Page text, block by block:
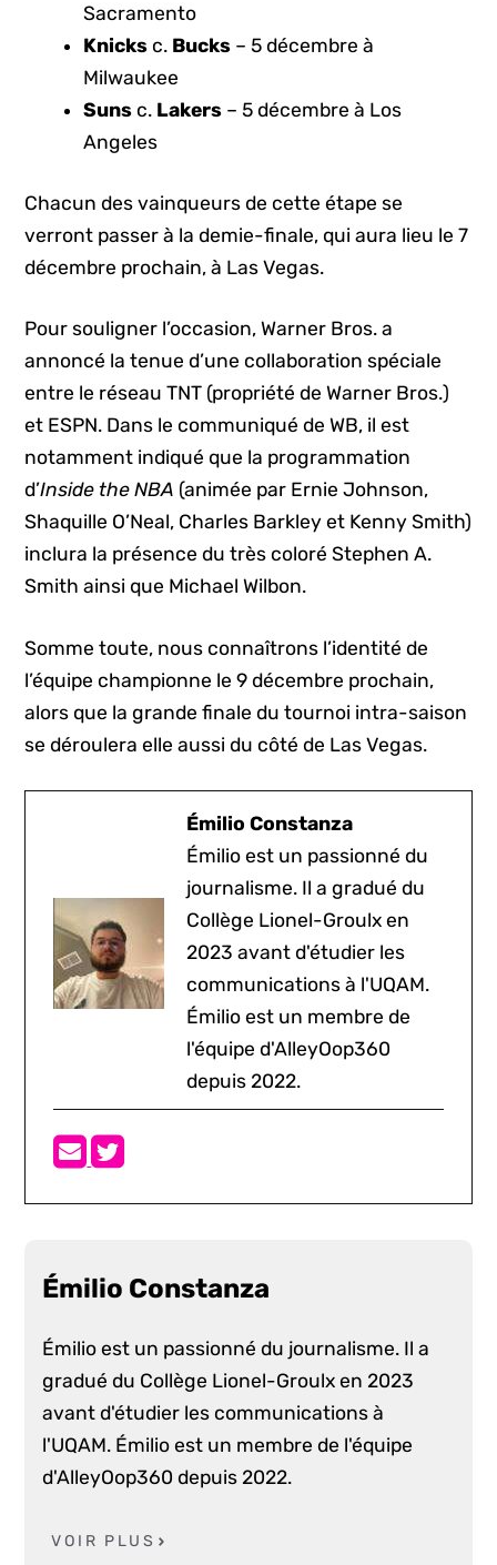
Sacramento
Knicksc. Bucks – 5 décembre à
Milwaukee
Sunsc. Lakers – 5 décembre à Los
Angeles
Chacun des vainqueurs de cette étape se
verront passer à la demie-finale, qui aura lieu le 7
décembre prochain, à Las Vegas.
Pour souligner l’occasion, Warner Bros. a
annoncé la tenue d’une collaboration spéciale
entre le réseau TNT (propriété de Warner Bros.)
et ESPN. Dans le communiqué de WB, il est
notamment indiqué que la programmation
d’Inside the NBA (animée par Ernie Johnson,
Shaquille O’Neal, Charles Barkley et Kenny Smith)
inclura la présence du très coloré Stephen A.
Smith ainsi que Michael Wilbon.
Somme toute, nous connaîtrons l’identité de
l’équipe championne le 9 décembre prochain,
alors que la grande finale du tournoi intra-saison
se déroulera elle aussi du côté de Las Vegas.
Émilio Constanza
Émilio est un passionné du
journalisme. Il a gradué du
Collège Lionel-Groulx en
2023 avant d'étudier les
communications à l'UQAM.
Émilio est un membre de
l'équipe d'AlleyOop360
depuis 2022.
Émilio Constanza
Émilio est un passionné du journalisme. Il a
gradué du Collège Lionel-Groulx en 2023
avant d'étudier les communications à
l'UQAM. Émilio est un membre de l'équipe
d'AlleyOop360 depuis 2022.
VOIR PLUS